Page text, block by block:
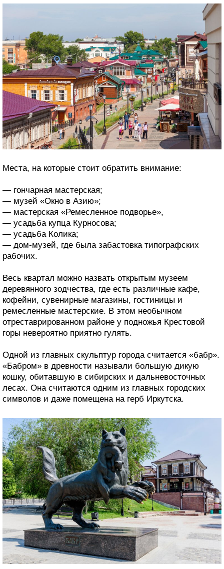
Места, на которые стоит обратить внимание:
— гончарная мастерская;
— музей «Окно в Азию»;
— мастерская «Ремесленное подворье»,
— усадьба купца Курносова;
— усадьба Колика;
— дом-музей, где была забастовка типографских
рабочих.
Весь квартал можно назвать открытым музеем
деревянного зодчества, где есть различные кафе,
кофейни, сувенирные магазины, гостиницы и
ремесленные мастерские. В этом необычном
отреставрированном районе у подножья Крестовой
горы невероятно приятно гулять.
Одной из главных скульптур города считается «бабр».
«Бабром» в древности называли большую дикую
кошку, обитавшую в сибирских и дальневосточных
лесах. Она считаются одним из главных городских
символов и даже помещена на герб Иркутска.